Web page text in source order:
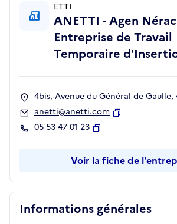
Informations générales
ETTI
ANETTI - Agen Nérac
Entreprise de Travail
Temporaire
4bis, Avenue du Général de Gaulle,
anetti@anetti.com
05 53 47 01 23
Voir la fiche de